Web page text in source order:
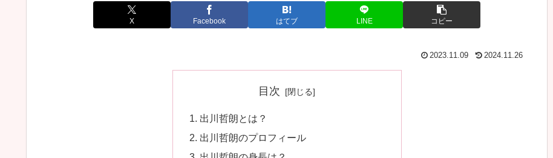
X Facebook はてブ LINE コピー
2023.11.09 2024.11.26
目次
出川哲朗とは？
出川哲朗のプロフィール